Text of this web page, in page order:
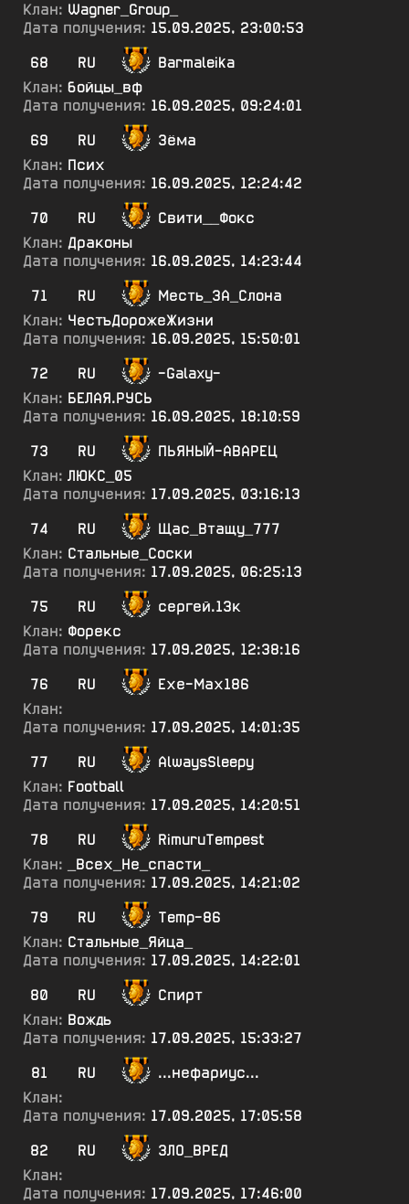
Клан: Wagner_Group_
Дата получения: 15.09.2025, 23:00:53
68
RU
Barmaleika
Клан: бойцы_вф
Дата получения: 16.09.2025, 09:24:01
69
RU
Зёма
Клан: Псих
Дата получения: 16.09.2025, 12:24:42
70
RU
Свити__Фокс
Клан: Драконы
Дата получения: 16.09.2025, 14:23:44
71
RU
Месть_ЗА_Слона
Клан: ЧестъДорожеЖизни
Дата получения: 16.09.2025, 15:50:01
72
RU
-Galaxy-
Клан: БЕЛАЯ.РУСЬ
Дата получения: 16.09.2025, 18:10:59
73
RU
ПЬЯНЫЙ-АВАРЕЦ
Клан: ЛЮКС_05
Дата получения: 17.09.2025, 03:16:13
74
RU
Щас_Втащу_777
Клан: Стальные_Соски
Дата получения: 17.09.2025, 06:25:13
75
RU
сергей.13к
Клан: Форекс
Дата получения: 17.09.2025, 12:38:16
76
RU
Ехе-Мах186
Клан:
Дата получения: 17.09.2025, 14:01:35
77
RU
AlwaysSleepy
Клан: Football
Дата получения: 17.09.2025, 14:20:51
78
RU
RimuruTempest
Клан:
_Всех_Не_спасти_
Дата получения: 17.09.2025, 14:21:02
79
RU
Temp-86
Клан: Стальные_Яйца_
Дата получения: 17.09.2025, 14:22:01
80
RU
Спирт
Клан: Вождь
Дата получения: 17.09.2025, 15:33:27
81
RU
...нефариус...
Клан:
Дата получения: 17.09.2025, 17:05:58
82
RU
3ЛО_ВРЕД
Клан:
Дата получения: 17.09.2025, 17:46:00